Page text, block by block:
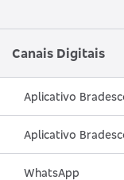
Canais Digitais
Aplicativo
Aplicativo
WhatsApp